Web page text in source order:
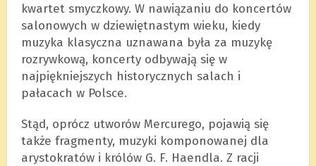
kwartet smyczkowy. W nawiązaniu do koncertów
salonowych w dziewiętnastym wieku, kiedy
muzyka klasyczna uznawana była za muzykę
rozrywkową, koncerty odbywają się w
najpiękniejszych historycznych salach i
pałacach w Polsce.
Stąd, oprócz utworów Mercurego, pojawią się
także fragmenty, muzyki komponowanej dla
arystokratów i królów G. F. Haendla. Z racji